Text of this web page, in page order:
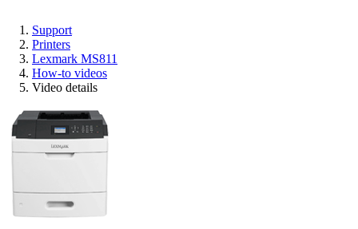
Support
Printers
Lexmark MS811
How-to videos
Video details